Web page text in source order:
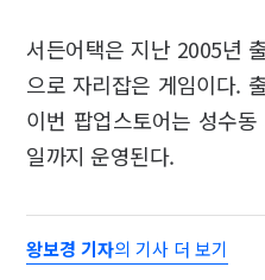
서든어택은 지난 2005년
으로 자리잡은 게임이다.
이번 팝업스토어는 성수
일까지 운영된다.
왕보경 기자의 기사 더 보기